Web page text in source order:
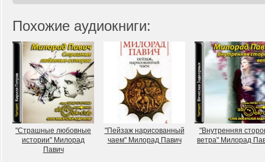
Похожие аудиокниги:
"Страшные любовные
истории" Милорад
Павич
"Пейзаж нарисованный
чаем" Милорад Павич
"Внутренняя
ветра" Милорад